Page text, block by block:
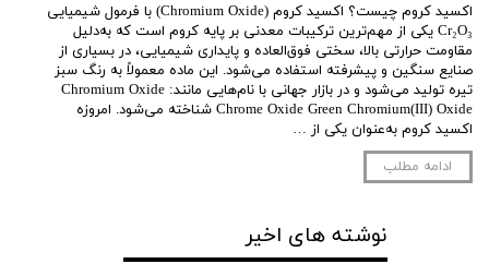
اکسید کروم چیست؟ اکسید کروم (Chromium Oxide) با فرمول شیمیایی
Cr₂O₃ یکی از مهم‌ترین ترکیبات معدنی بر پایه کروم است که به‌دلیل
مقاومت حرارتی بالا، سختی فوق‌العاده و پایداری شیمیایی، در بسیاری از
صنایع سنگین و پیشرفته استفاده می‌شود. این ماده معمولاً به رنگ سبز
تیره تولید می‌شود و در بازار جهانی با نام‌هایی مانند: Chromium Oxide
Chrome Oxide Green Chromium(III) Oxide شناخته می‌شود. امروزه
اکسید کروم به‌عنوان یکی از …
ادامه مطلب
نوشته های اخیر